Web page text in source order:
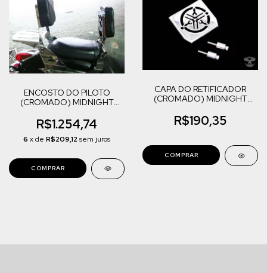
ENCOSTO DO PILOTO
(CROMADO) MIDNIGHT
R$1.254,74
6 x de R$209,12 sem juros
CAPA DO RETIFICADOR
(CROMADO) MIDNIGHT
R$190,35